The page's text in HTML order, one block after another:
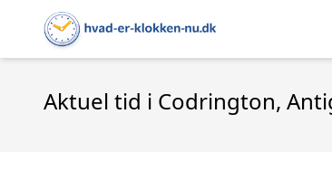
Aktuel tid i Codrington,